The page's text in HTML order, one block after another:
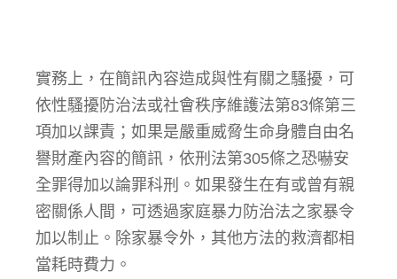
實務上，在簡訊內容造成與性有關之騷擾，可
依性騷擾防治法或社會秩序維護法第83條第三
項加以課責；如果是嚴重威脅生命身體自由名
譽財產內容的簡訊，依刑法第305條之恐嚇安
全罪得加以論罪科刑。如果發生在有或曾有親
密關係人間，可透過家庭暴力防治法之家暴令
加以制止。除家暴令外，其他方法的救濟都相
當耗時費力。